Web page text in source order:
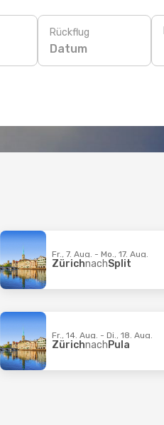
Rückflug
Datum
Fr., 7. Aug. - Mo., 17. Aug.
ZürichnachSplit
Fr., 14. Aug. - Di., 18. Aug.
ZürichnachPula